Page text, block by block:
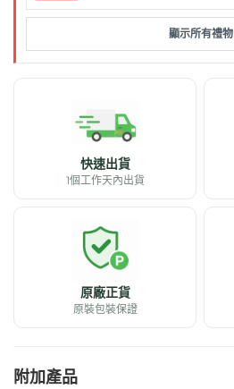
顯示所有禮物
快速出貨
1個工作天內出貨
原廠正貨
原裝包裝保證
附加產品